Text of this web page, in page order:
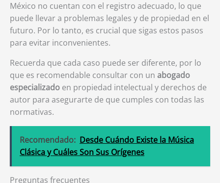
México no cuentan con el registro adecuado, lo que
puede llevar a problemas legales y de propiedad en el
futuro. Por lo tanto, es crucial que sigas estos pasos
para evitar inconvenientes.
Recuerda que cada caso puede ser diferente, por lo
que es recomendable consultar con un abogado
especializado en propiedad intelectual y derechos de
autor para asegurarte de que cumples con todas las
normativas.
Recomendado: Desde Cuándo Existe la Música
Clásica y Cuáles Son Sus Orígenes
Preguntas frecuentes